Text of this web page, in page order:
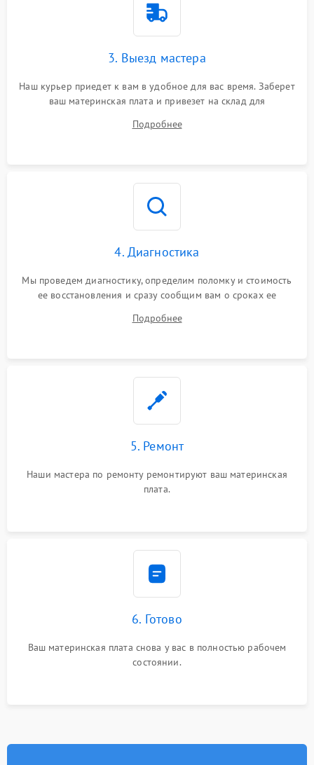
3. Выезд мастера
Наш курьер приедет к вам в удобное для вас время. Заберет
ваш материнская плата и привезет на склад для
Подробнее
4. Диагностика
Мы проведем диагностику, определим поломку и стоимость
ее восстановления и сразу сообщим вам о сроках ее
Подробнее
5. Ремонт
Наши мастера по ремонту ремонтируют ваш материнская
плата.
6. Готово
Ваш материнская плата снова у вас в полностью рабочем
состоянии.